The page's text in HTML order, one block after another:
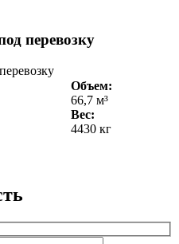
перевозку
Объем:
66,7 м³
Вес:
4430 кг